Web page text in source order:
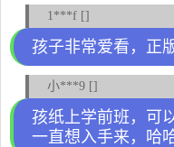
1***f []
孩子非常爱看，正版
小***9 []
孩纸上学前班，可
一直想入手来，哈